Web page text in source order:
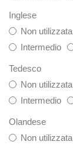
Inglese
Non utilizzata
Intermedio
Tedesco
Non utilizzata
Intermedio
Olandese
Non utilizzata